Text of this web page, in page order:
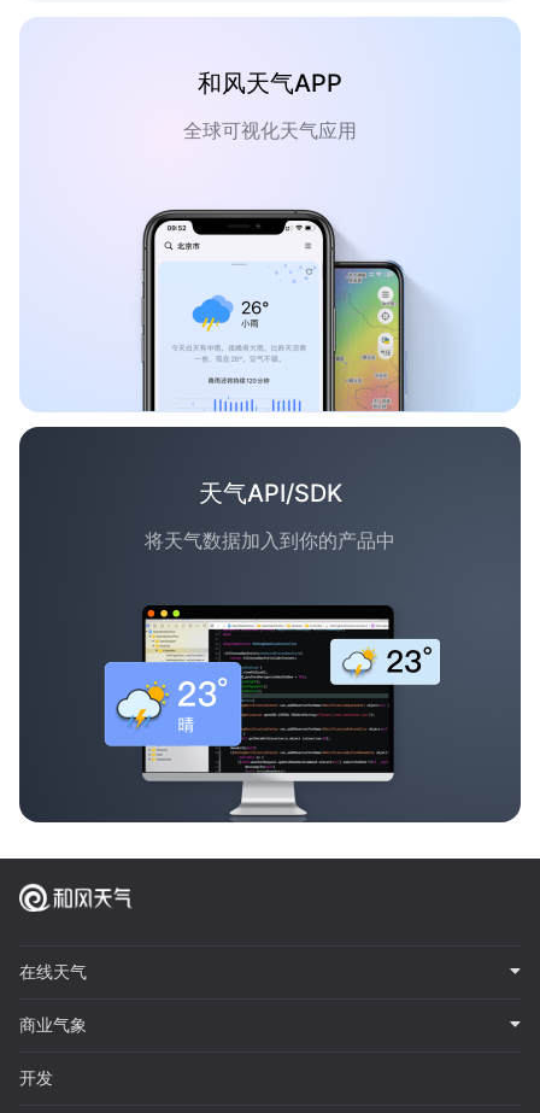
和风天气APP
全球可视化天气应用
天气API/SDK
将天气数据加入到你的产品中
在线天气
商业气象
开发